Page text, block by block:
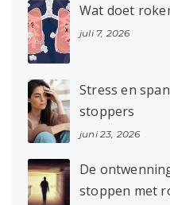
Wat doet
juli 7, 2026
Stress en
stoppers
juni 23, 2026
De
stoppen met